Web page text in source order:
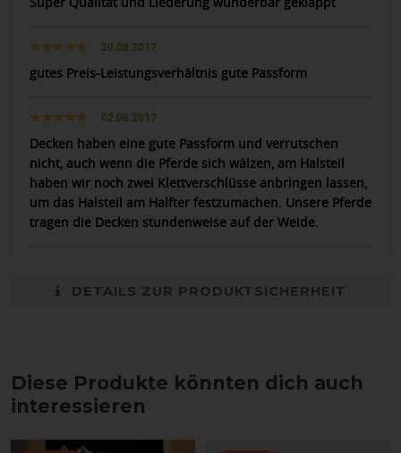
20.08.2017
gutes Preis-Leistungsverhältnis gute Passform
02.06.2017
Decken haben eine gute Passform und verrutschen
nicht, auch wenn die Pferde sich wälzen, am Halsteil
haben wir noch zwei Klettverschlüsse anbringen lassen,
um das Halsteil am Halfter festzumachen. Unsere Pferde
tragen die Decken stundenweise auf der Weide.
DETAILS ZUR PRODUKTSICHERHEIT
Diese Produkte könnten dich auch
interessieren